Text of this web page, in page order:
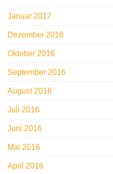
Januar 2017
Dezember 2016
Oktober 2016
September 2016
August 2016
Juli 2016
Juni 2016
Mai 2016
April 2016